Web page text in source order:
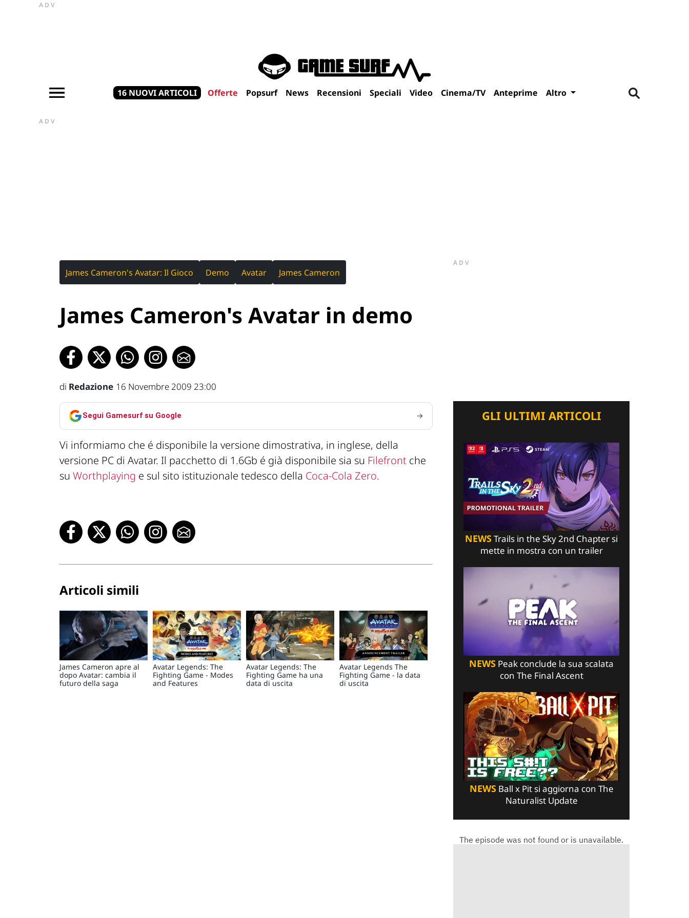
ADV
16 NUOVI ARTICOLI Offerte Popsurf News Recensioni Speciali Video Cinema/TV Anteprime Altro
ADV
James Cameron's Avatar: Il Gioco Demo Avatar James Cameron
James Cameron's Avatar in demo
di Redazione 16 Novembre 2009 23:00
Segui Gamesurf su Google
Vi informiamo che é disponibile la versione dimostrativa, in inglese, della
versione PC di Avatar. Il pacchetto di 1.6Gb é già disponibile sia su Filefront che
su Worthplaying e sul sito istituzionale tedesco della Coca-Cola Zero.
Articoli simili
James Cameron apre al
dopo Avatar: cambia il
futuro della saga
Avatar Legends: The
Fighting Game - Modes
and Features
Avatar Legends: The
Fighting Game ha una
data di uscita
Avatar Legends The
Fighting Game - la data
di uscita
ADV
GLI ULTIMI ARTICOLI
NEWSTrails in the Sky 2nd Chapter si
mette in mostra con un trailer
NEWS Peak conclude la sua scalata
con The Final Ascent
NEWSBall x Pit si aggiorna con The
Naturalist Update